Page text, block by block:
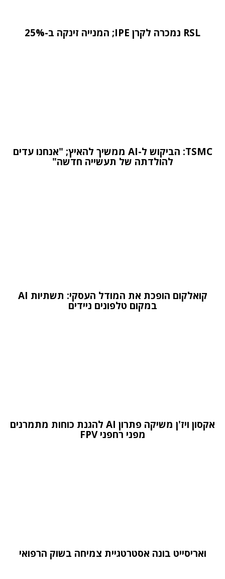
RSL נמכרה לקרן IPE; המנייה זינקה ב-25%
TSMC: הביקוש ל-AI ממשיך להאיץ; "אנחנו עדים
להולדתה של תעשייה חדשה"
קואלקום הופכת את המודל העסקי: תשתיות AI
במקום טלפונים ניידים
אקסון ויז'ן משיקה פתרון AI להגנת כוחות מתמרנים
מפני רחפני FPV
ואריסייט בונה אסטרטגיית צמיחה בשוק הרפואי